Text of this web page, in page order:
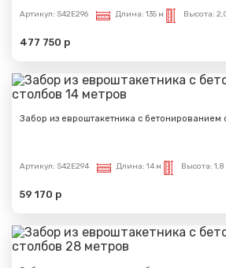
Артикул: S42E296 Длина: 135 м Высота:
477 750 р
Забор из евроштакетника с бетонированием
Артикул: S42E294 Длина: 14 м Высота: 1,8
59 170 р